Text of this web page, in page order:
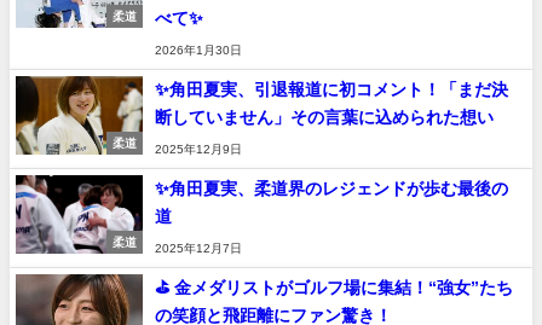
柔道
べて✨
2026年1月30日
柔道
✨角田夏実、引退報道に初コメント！「まだ決
断していません」その言葉に込められた想い
2025年12月9日
柔道
✨角田夏実、柔道界のレジェンドが歩む最後の
道
2025年12月7日
⛳️ 金メダリストがゴルフ場に集結！“強女”たち
の笑顔と飛距離にファン驚き！